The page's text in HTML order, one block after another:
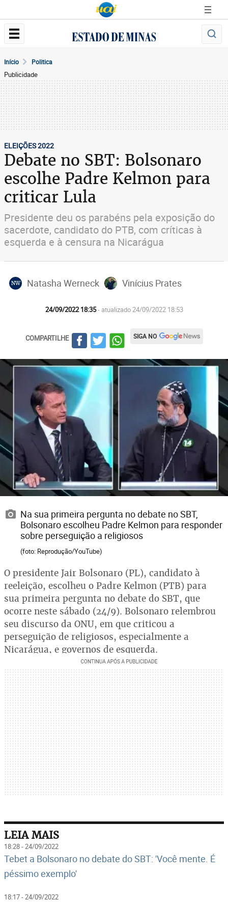
Início Politica
Publicidade
ELEIÇÕES 2022
Debate no SBT: Bolsonaro
escolhe Padre Kelmon para
criticar Lula
Presidente deu os parabéns pela exposição do
sacerdote, candidato do PTB, com críticas à
esquerda e à censura na Nicarágua
NW Natasha Werneck Vinícius Prates
24/09/2022 18:35- atualizado 24/09/2022 18:53
COMPARTILHE SIGA NO
Na sua primeira pergunta no debate no SBT,
Bolsonaro escolheu Padre Kelmon para responder
sobre perseguição a religiosos
(foto: Reprodução/YouTube)
O presidente Jair Bolsonaro (PL), candidato à
reeleição, escolheu o Padre Kelmon (PTB) para
sua primeira pergunta no debate do SBT, que
ocorre neste sábado (24/9). Bolsonaro relembrou
seu discurso da ONU, em que criticou a
perseguição de religiosos, especialmente a
Nicarágua, e governos de esquerda.
LEIA MAIS
18:28 - 24/09/2022
Tebet a Bolsonaro no debate do SBT: 'Você mente. É
péssimo exemplo'
18:17 - 24/09/2022